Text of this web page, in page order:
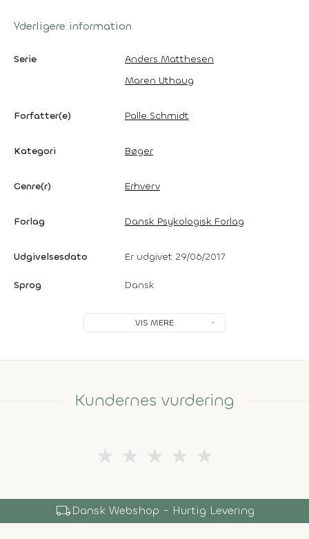
Yderligere information
Serie
Anders Matthesen
Maren Uthaug
Forfatter(e) Palle Schmidt
Kategori Bøger
Genre(r) Erhverv
Forlag Dansk Psykologisk Forlag
Udgivelsesdato Er udgivet 29/06/2017
Sprog Dansk
VIS MERE
Kundernes vurdering
★ ★ ★ ★ ★
local_shippingDansk Webshop - Hurtig Levering